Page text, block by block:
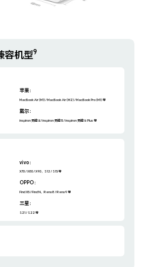
容机型9
苹果：
MacBook Air (M1) / MacBook Air (M2) / MacBook Pro (M1) 等
戴尔：
inspiron 灵越14 / inspiron 灵越15 / inspiron 灵越16 Plus 等
vivo：
X70 / X80 / X90，S12 / S15 等
OPPO：
Find X5 / Find N，Reno8 / Reno9 等
三星：
S21 / S22 等